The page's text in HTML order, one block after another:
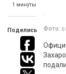
1 минуты
Поделись Фото: